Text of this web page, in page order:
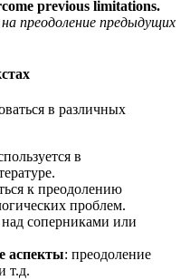
previous limitations.
преодоление предыдущих
в различных
в
к преодолению
проблем.
соперниками или
аспекты: преодоление
т.д.